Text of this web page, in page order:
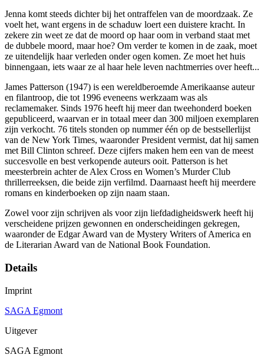
Jenna komt steeds dichter bij het ontraffelen van de moordzaak. Ze
voelt het, want ergens in de schaduw loert een duistere kracht. In
zekere zin weet ze dat de moord op haar oom in verband staat met
de dubbele moord, maar hoe? Om verder te komen in de zaak, moet
ze uitendelijk haar verleden onder ogen komen. Ze moet het huis
binnengaan, iets waar ze al haar hele leven nachtmerries over heeft...
James Patterson (1947) is een wereldberoemde Amerikaanse auteur
en filantroop, die tot 1996 eveneens werkzaam was als
reclamemaker. Sinds 1976 heeft hij meer dan tweehonderd boeken
gepubliceerd, waarvan er in totaal meer dan 300 miljoen exemplaren
zijn verkocht. 76 titels stonden op nummer één op de bestsellerlijst
van de New York Times, waaronder President vermist, dat hij samen
met Bill Clinton schreef. Deze cijfers maken hem een van de meest
succesvolle en best verkopende auteurs ooit. Patterson is het
meesterbrein achter de Alex Cross en Women’s Murder Club
thrillerreeksen, die beide zijn verfilmd. Daarnaast heeft hij meerdere
romans en kinderboeken op zijn naam staan.
Zowel voor zijn schrijven als voor zijn liefdadigheidswerk heeft hij
verscheidene prijzen gewonnen en onderscheidingen gekregen,
waaronder de Edgar Award van de Mystery Writers of America en
de Literarian Award van de National Book Foundation.
Details
Imprint
SAGA Egmont
Uitgever
SAGA Egmont